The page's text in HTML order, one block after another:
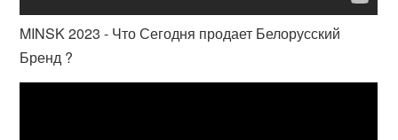
MINSK 2023 - Что Сегодня продает Белорусский
Бренд ?